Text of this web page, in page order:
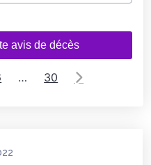
avis de décès
… 30